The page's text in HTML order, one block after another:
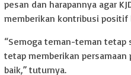
pesan dan harapannya agar
memberikan kontribusi positif
“Semoga teman-teman tetap
tetap memberikan
baik,” tuturnya.